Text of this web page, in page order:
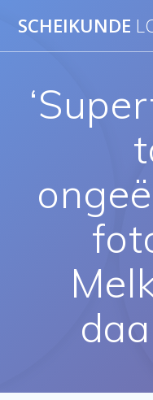
SCHEIKUNDE